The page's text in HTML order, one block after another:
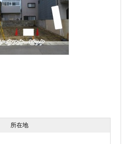
所在地